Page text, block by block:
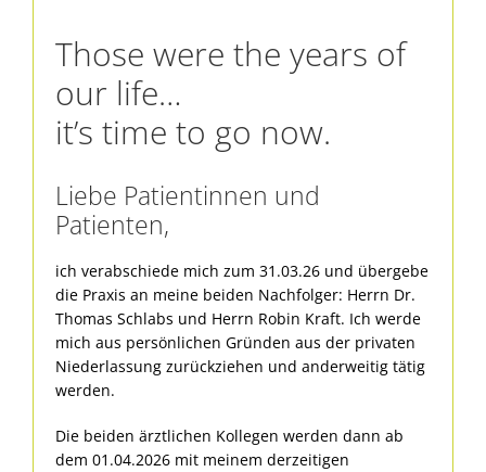
Those were the years of
our life…
it’s time to go now.
Liebe Patientinnen und
Patienten,
ich verabschiede mich zum 31.03.26 und übergebe
die Praxis an meine beiden Nachfolger: Herrn Dr.
Thomas Schlabs und Herrn Robin Kraft. Ich werde
mich aus persönlichen Gründen aus der privaten
Niederlassung zurückziehen und anderweitig tätig
werden.
Die beiden ärztlichen Kollegen werden dann ab
dem 01.04.2026 mit meinem derzeitigen